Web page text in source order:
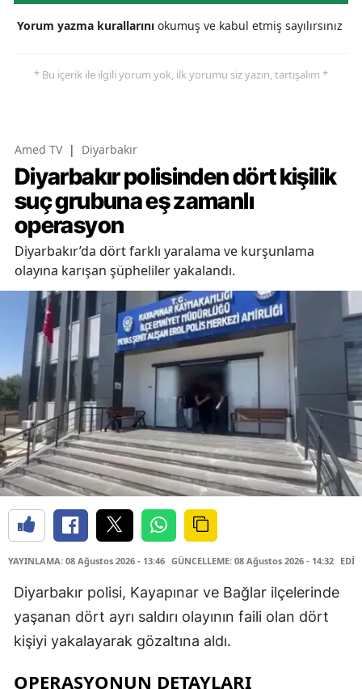
Yorum yazma kurallarını okumuş ve kabul etmiş sayılırsınız
* Bu içerik ile ilgili yorum yok, ilk yorumu siz yazın, tartışalım *
Amed TV | Diyarbakır
Diyarbakır polisinden dört kişilik
suç grubuna eş zamanlı
operasyon
Diyarbakır’da dört farklı yaralama ve kurşunlama
olayına karışan şüpheliler yakalandı.
YAYINLAMA: 08 Ağustos 2026 - 13:46 GÜNCELLEME: 08 Ağustos 2026 - 14:32
Diyarbakır polisi, Kayapınar ve Bağlar ilçelerinde
yaşanan dört ayrı saldırı olayının faili olan dört
kişiyi yakalayarak gözaltına aldı.
OPERASYONUN DETAYLARI